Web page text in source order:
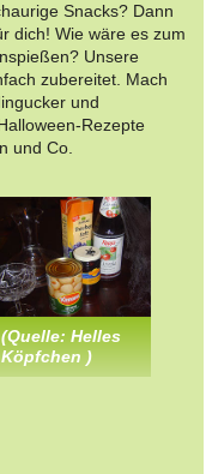
Snacks? Dann
dich! Wie wäre es zum
Unsere
zubereitet. Mach
und
Rezepte
und Co.
(Quelle: Helles
Köpfchen )